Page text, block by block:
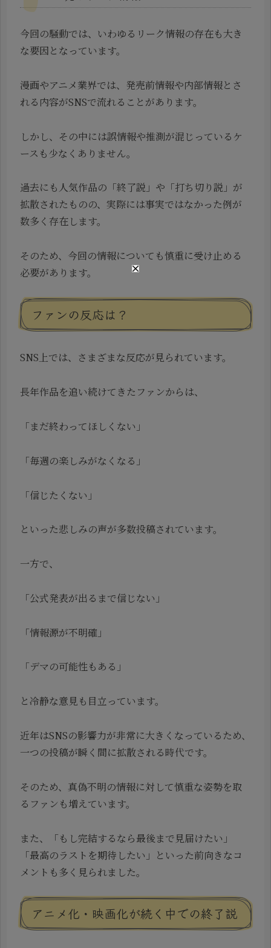
今回の騒動では、いわゆるリーク情報の存在も大き
な要因となっています。
漫画やアニメ業界では、発売前情報や内部情報とさ
れる内容がSNSで流れることがあります。
しかし、その中には誤情報や推測が混じっているケ
ースも少なくありません。
過去にも人気作品の「終了説」や「打ち切り説」が
拡散されたものの、実際には事実ではなかった例が
数多く存在します。
そのため、今回の情報についても慎重に受け止める
必要があります。
ファンの反応は？
SNS上では、さまざまな反応が見られています。
長年作品を追い続けてきたファンからは、
「まだ終わってほしくない」
「毎週の楽しみがなくなる」
「信じたくない」
といった悲しみの声が多数投稿されています。
一方で、
「公式発表が出るまで信じない」
「情報源が不明確」
「デマの可能性もある」
と冷静な意見も目立っています。
近年はSNSの影響力が非常に大きくなっているため、
一つの投稿が瞬く間に拡散される時代です。
そのため、真偽不明の情報に対して慎重な姿勢を取
るファンも増えています。
また、「もし完結するなら最後まで見届けたい」
「最高のラストを期待したい」といった前向きなコ
メントも多く見られました。
アニメ化・映画化が続く中での終了説